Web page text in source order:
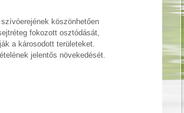
köszönhetően
fokozott osztódását,
a károsodott területeket.
jelentős növekedését.